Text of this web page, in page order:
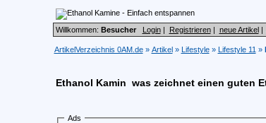
Willkommen: Besucher Login| Registrieren| neue Artikel|
ArtikelVerzeichnis 0AM.de» Artikel» Lifestyle» Lifestyle 11 »
Ethanol Kamin  was zeichnet einen guten
Ads